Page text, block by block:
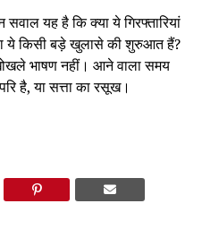
सवाल यह है कि क्या ये गिरफ्तारियां
ये किसी बड़े खुलासे की शुरुआत हैं?
भाषण नहीं। आने वाला समय
है, या सत्ता का रसूख।